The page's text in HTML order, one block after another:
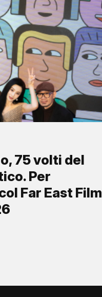
75 volti del
Per
Far East Film